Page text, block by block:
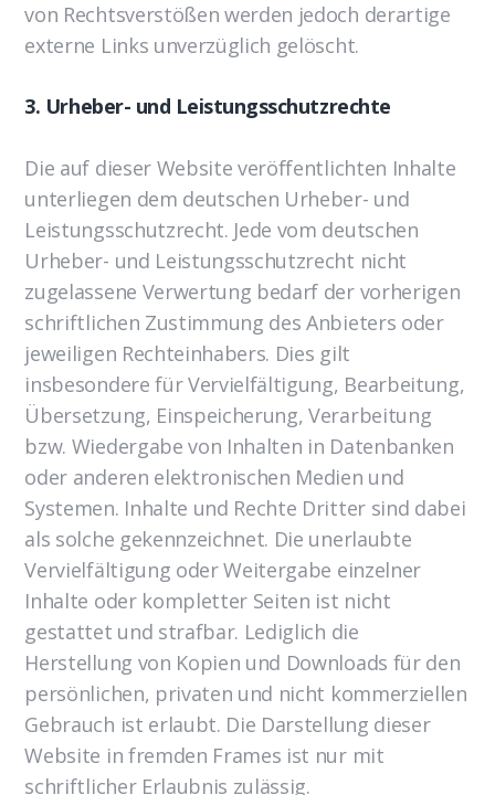
von Rechtsverstößen werden jedoch derartige
externe Links unverzüglich gelöscht.
3. Urheber- und Leistungsschutzrechte
Die auf dieser Website veröffentlichten Inhalte
unterliegen dem deutschen Urheber- und
Leistungsschutzrecht. Jede vom deutschen
Urheber- und Leistungsschutzrecht nicht
zugelassene Verwertung bedarf der vorherigen
schriftlichen Zustimmung des Anbieters oder
jeweiligen Rechteinhabers. Dies gilt
insbesondere für Vervielfältigung, Bearbeitung,
Übersetzung, Einspeicherung, Verarbeitung
bzw. Wiedergabe von Inhalten in Datenbanken
oder anderen elektronischen Medien und
Systemen. Inhalte und Rechte Dritter sind dabei
als solche gekennzeichnet. Die unerlaubte
Vervielfältigung oder Weitergabe einzelner
Inhalte oder kompletter Seiten ist nicht
gestattet und strafbar. Lediglich die
Herstellung von Kopien und Downloads für den
persönlichen, privaten und nicht kommerziellen
Gebrauch ist erlaubt. Die Darstellung dieser
Website in fremden Frames ist nur mit
schriftlicher Erlaubnis zulässig.